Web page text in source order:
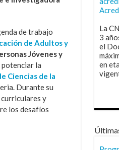
de trabajo
de Adultos y
Jóvenes y
potenciar la
Ciencias de la
Durante su
y
los desafíos
La
3
el
en